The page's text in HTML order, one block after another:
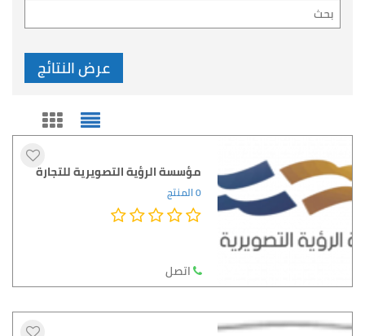
عرض النتائج
مؤسسة الرؤية التصويرية للتجارة
0 المنتج
اتصل